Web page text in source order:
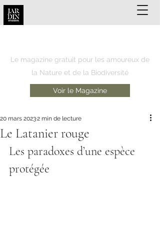
Le magazine gratuit pour les amoureux de
la Nature et de la Biodiversité
Voir le Magazine
Le Latanier rouge
20 mars 20232 min de lecture
Les paradoxes d’une espèce
protégée